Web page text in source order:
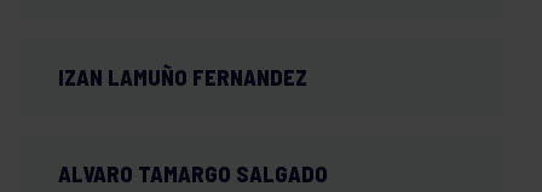
IZAN LAMUÑO FERNANDEZ
ALVARO TAMARGO SALGADO